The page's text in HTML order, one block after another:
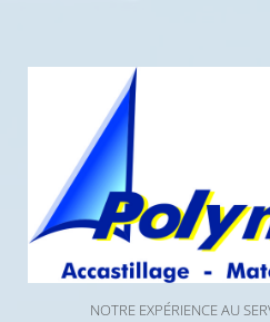
NOTRE EXPÉRIENCE AU